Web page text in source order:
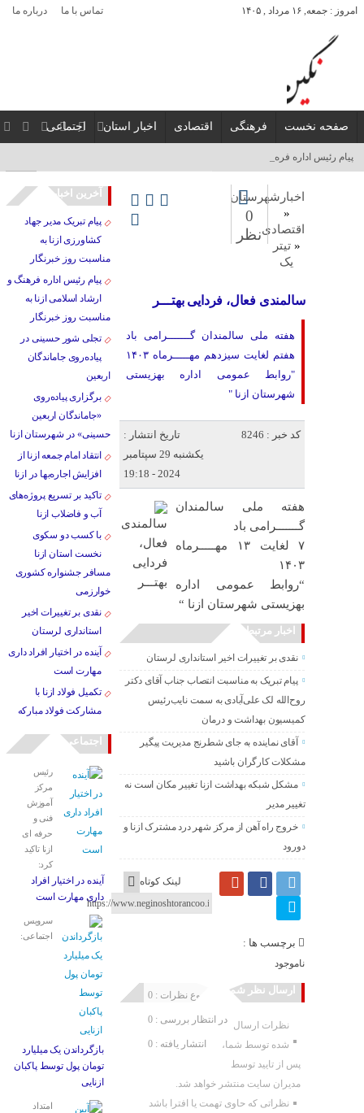
امروز : جمعه, ۱۶ مرداد , ۱۴۰۵ تماس با ما درباره ما
صفحه نخست فرهنگی اقتصادی اخبار استان اجتماعی
پیام رئیس اداره فرهنگ و _
اخبارشهرستان
«
اقتصادی
« تیتر
یک
0
نظر
سالمندی فعال، فردایی بهتـــر
هفته ملی سالمندان گـــــــرامی باد
هفتم لغایت سیزدهم مهـــــرماه ۱۴۰۳
"روابط عمومی اداره بهزیستی
شهرستان ازنا "
کد خبر : 8246
تاریخ انتشار :
یکشنبه 29 سپتامبر
2024 - 19:18
هفته ملی سالمندان
گـــــــرامی باد
۷ لغایت ۱۳ مهـــــرماه
۱۴۰۳
“روابط عمومی اداره
بهزیستی شهرستان ازنا “
اخبار مرتبط
نقدی بر تغییرات اخیر استانداری لرستان
پیام تبریک به مناسبت انتصاب جناب آقای دکتر
روح‌الله لک علی‌آبادی به سمت نایب‌رئیس
کمیسیون بهداشت و درمان
آقای نماینده به جای شطرنج مدیریت پیگیر
مشکلات کارگران باشید
مشکل شبکه بهداشت ازنا تغییر مکان است نه
تغییر مدیر
خروج راه آهن از مرکز شهر درد مشترک ازنا و
دورود
لینک کوتاه
برچسب ها :
ناموجود
ارسال نظر شما مجموع نظرات : 0
در انتظار بررسی : 0
انتشار یافته : 0
نظرات ارسال
شده توسط شما،
پس از تایید توسط
مدیران سایت منتشر خواهد شد.
نظراتی که حاوی تهمت یا افترا باشد
آخرین اخبار
پیام تبریک مدیر جهاد
کشاورزی ازنا به
مناسبت روز خبرنگار
پیام رئیس اداره فرهنگ و
ارشاد اسلامی ازنا به
مناسبت روز خبرنگار
تجلی شور حسینی در
پیاده‌روی جاماندگان
اربعین
برگزاری پیاده‌روی
«جاماندگان اربعین
حسینی» در شهرستان ازنا
انتقاد امام جمعه ازنا از
افزایش اجاره‌بها در ازنا
تاکید بر تسریع پروژه‌های
آب و فاضلاب ازنا
با کسب دو سکوی
نخست استان ازنا
مسافر جشنواره کشوری
خوارزمی
نقدی بر تغییرات اخیر
استانداری لرستان
آینده در اختیار افراد داری
مهارت است
تکمیل فولاد ازنا با
مشارکت فولاد مبارکه
اجتماعی
رئیس
مرکز
آموزش
فنی و
حرفه ای
ازنا تاکید
کرد:
آینده در اختیار افراد
داری مهارت است
سرویس
اجتماعی:
بازگرداندن یک میلیارد
تومان پول توسط پاکبان
ازنایی
امتداد